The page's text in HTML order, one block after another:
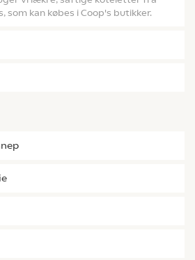
som kan købes i Coop's butikker.